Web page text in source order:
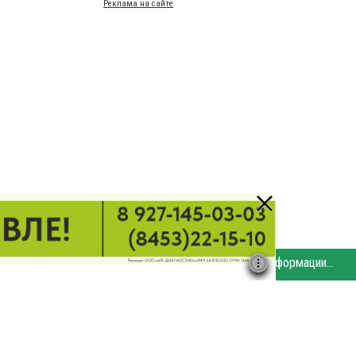
Реклама на сайте
Этот сайт использует «cookies». Также сайт использует интернет-сервис для сбора технических данных касательно посетителей с целью получения маркетинговой и статистической информации. Условия обработки данных посетителей сайта см.